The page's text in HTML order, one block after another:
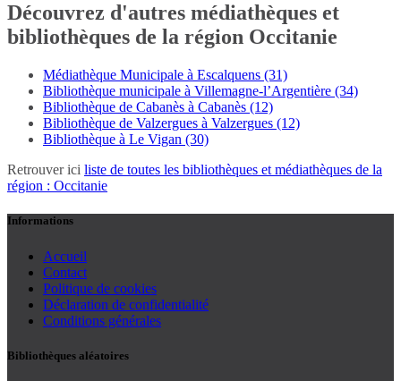
Découvrez d'autres médiathèques et
bibliothèques de la région Occitanie
Médiathèque Municipale à Escalquens (31)
Bibliothèque municipale à Villemagne-l’Argentière (34)
Bibliothèque de Cabanès à Cabanès (12)
Bibliothèque de Valzergues à Valzergues (12)
Bibliothèque à Le Vigan (30)
Retrouver ici liste de toutes les bibliothèques et médiathèques de la
région : Occitanie
Informations
Accueil
Contact
Politique de cookies
Déclaration de confidentialité
Conditions générales
Bibliothèques aléatoires